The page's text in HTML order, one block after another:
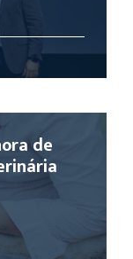
de